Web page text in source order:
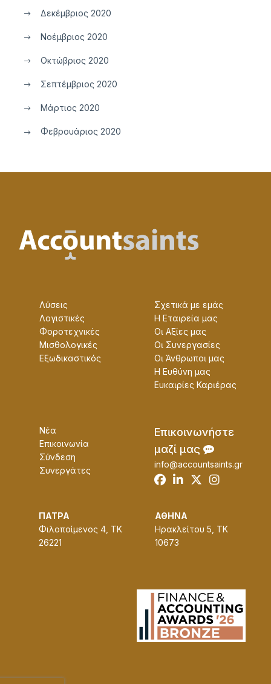
Δεκέμβριος 2020
Νοέμβριος 2020
Οκτώβριος 2020
Σεπτέμβριος 2020
Μάρτιος 2020
Φεβρουάριος 2020
Λύσεις
Λογιστικές
Φοροτεχνικές
Μισθολογικές
Εξωδικαστικός
Σχετικά με εμάς
Η Εταɩρεία μας
Οɩ Αξίες μας
Οɩ Συνεργασίες
Οɩ Άνθρωποɩ μας
Η Ευθύνη μας
Ευκαɩρίες Καρɩέρας
Νέα
Επικοινωνία
Σύνδεση
Συνεργάτες
Επɩκοɩνωνήστε
μαζί μας
info@accountsaints.gr
ΠΑΤΡΑ
Φιλοποίμενος 4, ΤΚ
26221
ΑΘΗΝΑ
Ηρακλείτου 5, ΤΚ
10673